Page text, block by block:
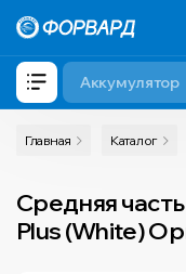
Главная Каталог
Средняя
Plus (White)